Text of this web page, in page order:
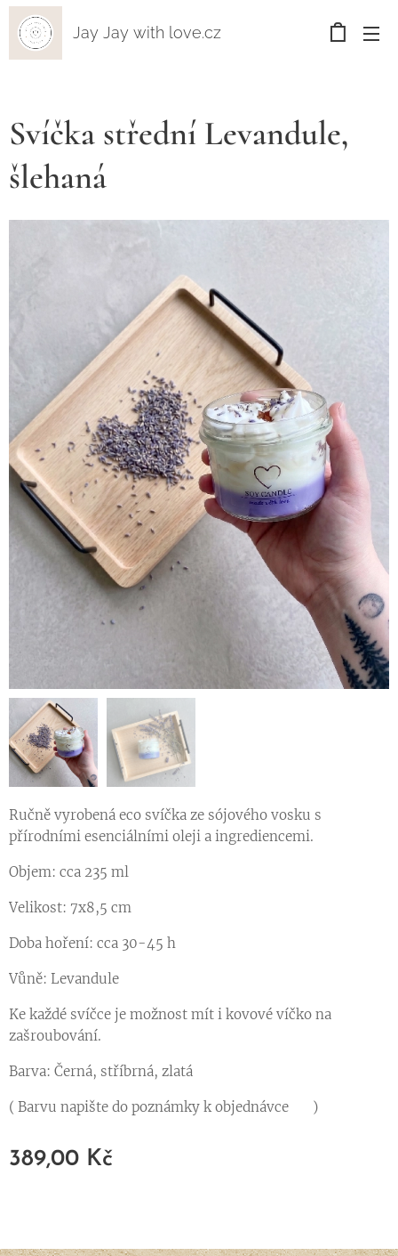
Jay Jay with love.cz
Svíčka střední Levandule,
šlehaná
Ručně vyrobená eco svíčka ze sójového vosku s
přírodními esenciálními oleji a ingrediencemi. ♥
Objem: cca 235 ml
Velikost: 7x8,5 cm
Doba hoření: cca 30-45 h
Vůně: Levandule
Ke každé svíčce je možnost mít i kovové víčko na
zašroubování.
Barva: Černá, stříbrná, zlatá
( Barvu napište do poznámky k objednávce ♥ )
389,00 Kč